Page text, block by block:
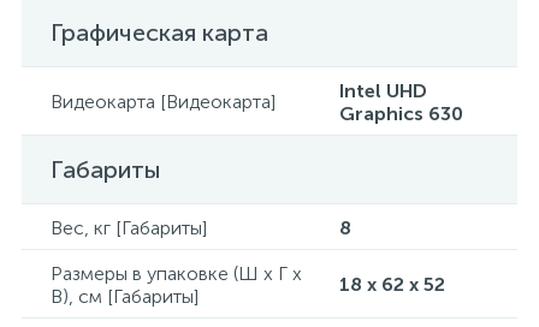
Графическая карта
Видеокарта [Видеокарта]
Intel UHD
Graphics 630
Габариты
Вес, кг [Габариты]
8
Размеры в упаковке (Ш x Г x
В), см [Габариты]
18 x 62 x 52